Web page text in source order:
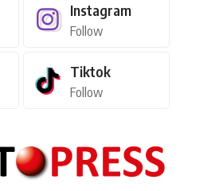
Instagram
Follow
Tiktok
Follow